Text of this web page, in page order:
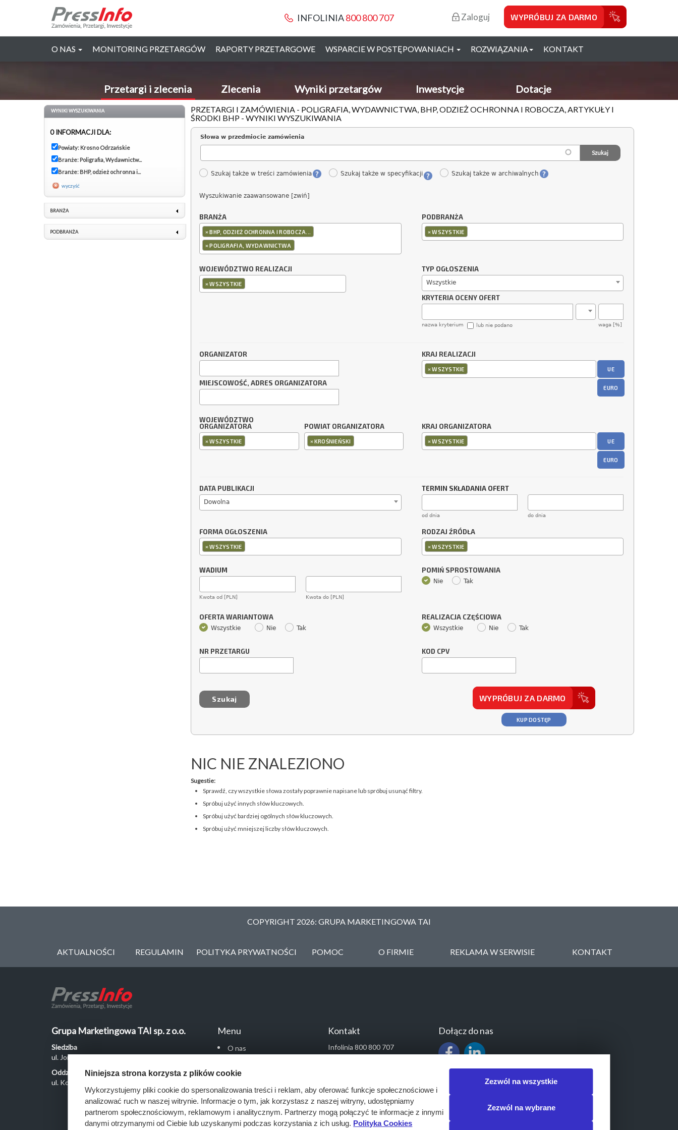
INFOLINIA800 800 707 Zaloguj WYPRÓBUJ ZA DARMO
O NAS MONITORING PRZETARGÓW RAPORTY PRZETARGOWE WSPARCIE W POSTĘPOWANIACH ROZWIĄZANIA KONTAKT
Przetargi i zlecenia Zlecenia Wyniki przetargów Inwestycje Dotacje
PRZETARGI I ZAMÓWIENIA - POLIGRAFIA, WYDAWNICTWA, BHP, ODZIEŻ OCHRONNA I ROBOCZA, ARTYKUŁY I
ŚRODKI BHP - WYNIKI WYSZUKIWANIA
Słowa w przedmiocie zamówienia
Szukaj także w treści zamówienia Szukaj także w specyfikacji Szukaj także w archiwalnych
Wyszukiwanie zaawansowane [zwiń]
BRANŻA
×BHP, ODZIEŻ OCHRONNA I ROBOCZA...
×POLIGRAFIA, WYDAWNICTWA
PODBRANŻA
×WSZYSTKIE
WOJEWÓDZTWO REALIZACJI
×WSZYSTKIE
TYP OGŁOSZENIA
Wszystkie
KRYTERIA OCENY OFERT
nazwa kryterium waga [%]
lub nie podano
ORGANIZATOR
MIEJSCOWOŚĆ, ADRES ORGANIZATORA
KRAJ REALIZACJI
×WSZYSTKIE UE
EURO
WOJEWÓDZTWO
ORGANIZATORA
×WSZYSTKIE
POWIAT ORGANIZATORA
×KROŚNIEŃSKI
KRAJ ORGANIZATORA
×WSZYSTKIE UE
EURO
DATA PUBLIKACJI
Dowolna
TERMIN SKŁADANIA OFERT
od dnia do dnia
FORMA OGŁOSZENIA
×WSZYSTKIE
RODZAJ ŹRÓDŁA
×WSZYSTKIE
WADIUM
Kwota od [PLN] Kwota do [PLN]
POMIŃ SPROSTOWANIA
Nie Tak
OFERTA WARIANTOWA
Wszystkie Nie Tak
REALIZACJA CZĘŚCIOWA
Wszystkie Nie Tak
NR PRZETARGU KOD CPV
WYPRÓBUJ ZA DARMO
KUP DOSTĘP
NIC NIE ZNALEZIONO
Sugestie:
Sprawdź, czy wszystkie słowa zostały poprawnie napisane lub spróbuj usunąć filtry.
Spróbuj użyć innych słów kluczowych.
Spróbuj użyć bardziej ogólnych słów kluczowych.
Spróbuj użyć mniejszej liczby słów kluczowych.
WYNIKI WYSZUKIWANIA
0 INFORMACJI DLA:
Powiaty: Krosno Odrzańskie
Branże: Poligrafia, Wydawnictw...
Branże: BHP, odzież ochronna i...
wyczyść
BRANŻA
PODBRANŻA
COPYRIGHT 2026: GRUPA MARKETINGOWA TAI
AKTUALNOŚCI REGULAMIN POLITYKA PRYWATNOŚCI POMOC O FIRMIE REKLAMA W SERWISIE KONTAKT
Grupa Marketingowa TAI sp. z o.o.
Siedziba
ul. Jordanowska 12, 04-204 Warszawa
Oddział Poznań
ul. Kochanowskiego 18/6, 60-846 Poznań
Menu
O nas
Monitoring przetargów
Raporty przetargowe
Ustawienia cookies
Kontakt
Kontakt
Infolinia 800 800 707
kontakt@pressinfo.pl
Dołącz do nas
Niniejsza strona korzysta z plików cookie
Wykorzystujemy pliki cookie do spersonalizowania treści i reklam, aby oferować funkcje społecznościowe i
analizować ruch w naszej witrynie. Informacje o tym, jak korzystasz z naszej witryny, udostępniamy
partnerom społecznościowym, reklamowym i analitycznym. Partnerzy mogą połączyć te informacje z innymi
danymi otrzymanymi od Ciebie lub uzyskanymi podczas korzystania z ich usług. Polityka Cookies
Zezwól na wszystkie
Zezwól na wybrane